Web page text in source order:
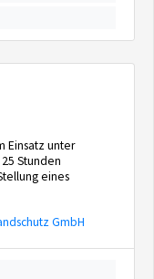
Einsatz unter
Stunden
eines
GmbH